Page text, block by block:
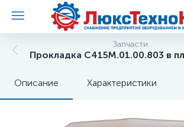
Запчасти
Прокладка С415М.01.00.803 в
Описание Характеристики